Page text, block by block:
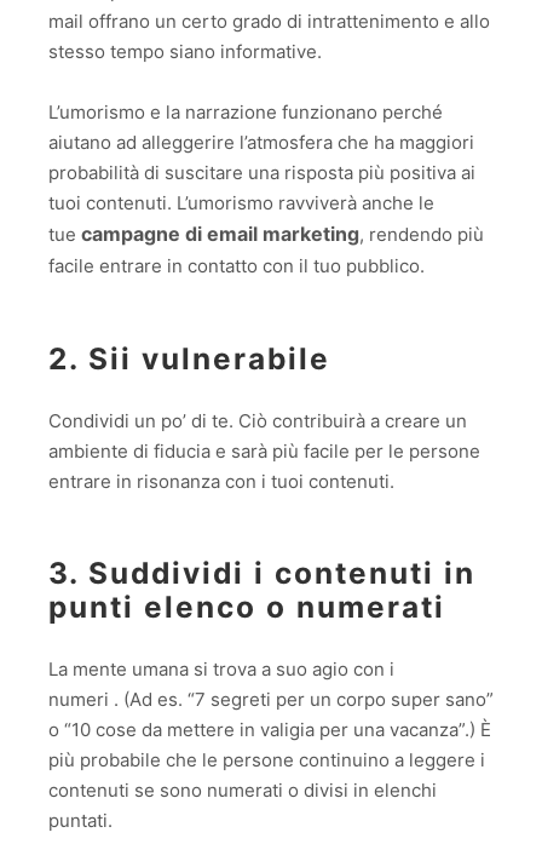
mail offrano un certo grado di intrattenimento e allo
stesso tempo siano informative.
L’umorismo e la narrazione funzionano perché
aiutano ad alleggerire l’atmosfera che ha maggiori
probabilità di suscitare una risposta più positiva ai
tuoi contenuti. L’umorismo ravviverà anche le
tue campagne di email marketing, rendendo più
facile entrare in contatto con il tuo pubblico.
2. Sii vulnerabile
Condividi un po’ di te. Ciò contribuirà a creare un
ambiente di fiducia e sarà più facile per le persone
entrare in risonanza con i tuoi contenuti.
3. Suddividi i contenuti in
punti elenco o numerati
La mente umana si trova a suo agio con i
numeri . (Ad es. “7 segreti per un corpo super sano”
o “10 cose da mettere in valigia per una vacanza”.) È
più probabile che le persone continuino a leggere i
contenuti se sono numerati o divisi in elenchi
puntati.